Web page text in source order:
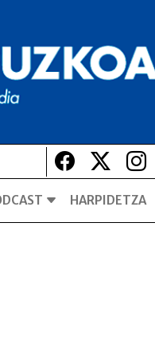
Lehio Lehio
HARPIDETZA